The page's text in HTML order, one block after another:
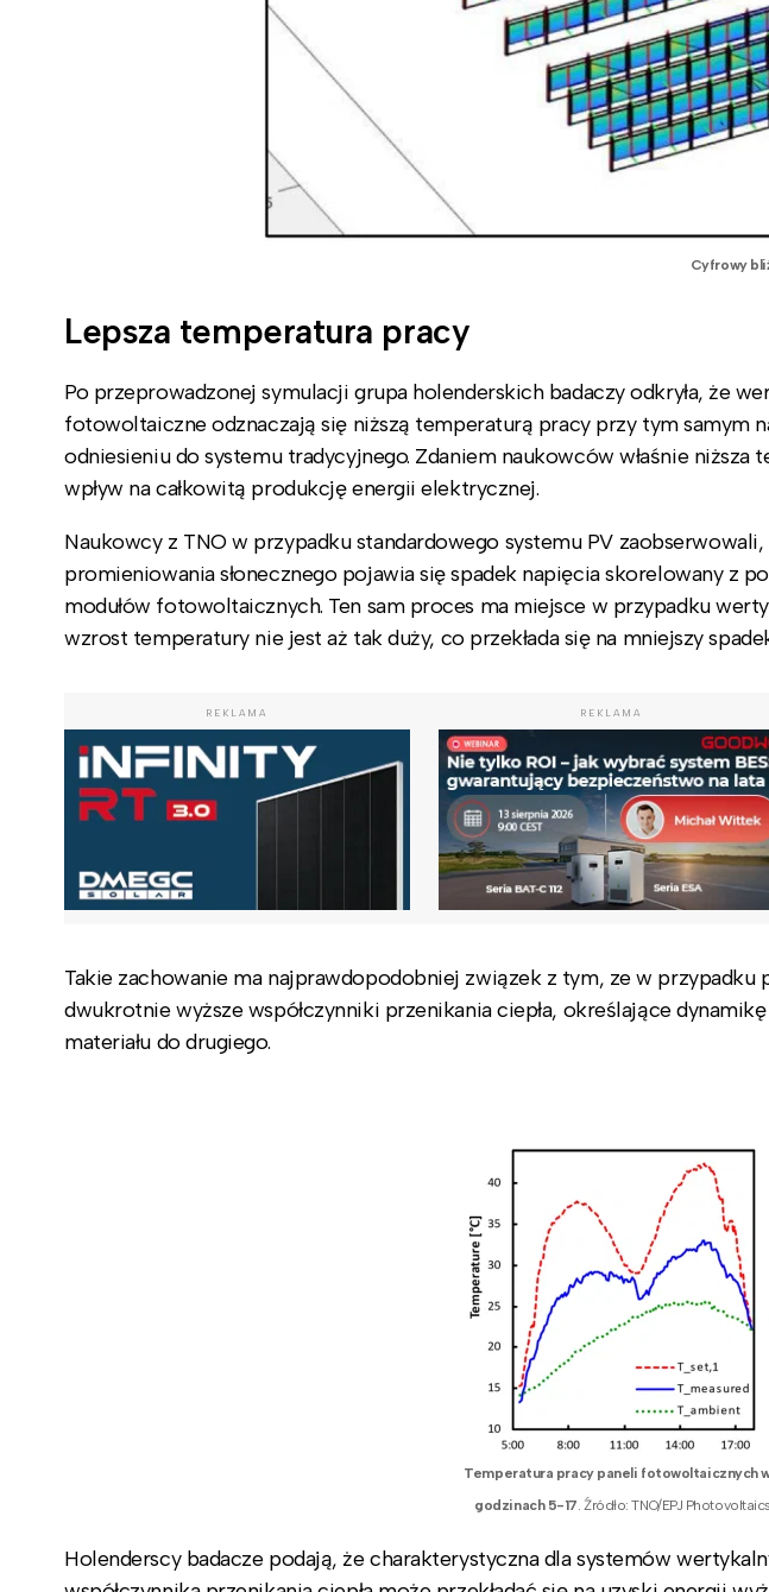
Cyfrowy
Lepsza temperatura pracy
Po przeprowadzonej symulacji grupa holenderskich badaczy odkryła, że
fotowoltaiczne odznaczają się niższą temperaturą pracy przy tym samym
odniesieniu do systemu tradycyjnego. Zdaniem naukowców właśnie
wpływ na całkowitą produkcję energii elektrycznej.
Naukowcy z TNO w przypadku standardowego systemu PV
promieniowania słonecznego pojawia się spadek napięcia skorelowany z
modułów fotowoltaicznych. Ten sam proces ma miejsce w przypadku
wzrost temperatury nie jest aż tak duży, co przekłada się na mniejszy
REKLAMA REKLAMA
Takie zachowanie ma najprawdopodobniej związek z tym, ze w
dwukrotnie wyższe współczynniki przenikania ciepła, określające
materiału do drugiego.
Temperatura pracy paneli fotowoltaicznych
godzinach 5-17. Źródło: TNO/EPJ Photovoltaics
Holenderscy badacze podają, że charakterystyczna dla systemów